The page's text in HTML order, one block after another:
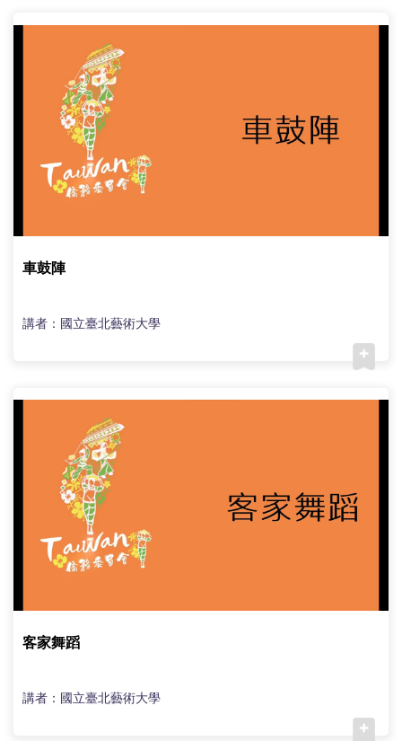
車鼓陣
講者：國立臺北藝術大學
客家舞蹈
講者：國立臺北藝術大學